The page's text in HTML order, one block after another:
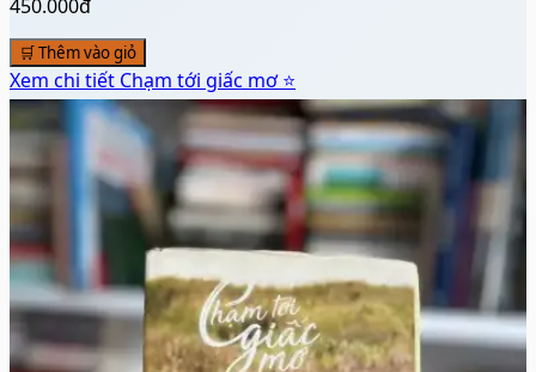
450.000đ
🛒 Thêm vào giỏ
Xem chi tiết Chạm tới giấc mơ ⭐